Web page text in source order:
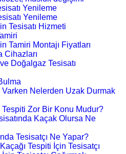
Yenileme
Yenileme
Tesisatı Hizmeti
Tamiri Montajı Fiyatları
Cihazları
Doğalgaz Tesisatı
Varken Nelerden Uzak Durmak
Tespiti Zor Bir Konu Mudur?
Kaçak Olursa Ne
Tesisatçı Ne Yapar?
Tespiti İçin Tesisatçı